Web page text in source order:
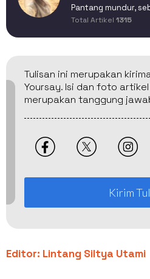
Pantang mundur,
Total Artikel 1315
Tulisan ini merupakan
Yoursay. Isi dan foto
merupakan tanggung
Kirim
Editor: Lintang Siltya Utami